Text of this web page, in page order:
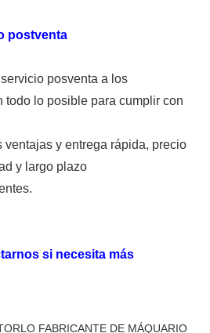
postventa
posventa a los
todo lo posible para cumplir con
ventajas y entrega rápida, precio
y largo plazo
si necesita más